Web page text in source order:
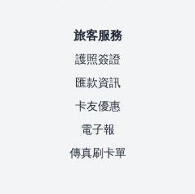
旅客服務
護照簽證
匯款資訊
卡友優惠
電子報
傳真刷卡單